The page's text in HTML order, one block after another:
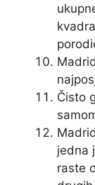
Čisto
jedna
raste